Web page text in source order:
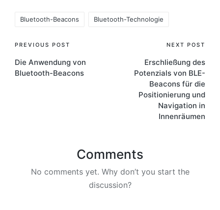
Bluetooth-Beacons Bluetooth-Technologie
Post
navigation
PREVIOUS POST
Die Anwendung von
Bluetooth-Beacons
NEXT POST
Erschließung des
Potenzials von BLE-
Beacons für die
Positionierung und
Navigation in
Innenräumen
Comments
No comments yet. Why don’t you start the
discussion?